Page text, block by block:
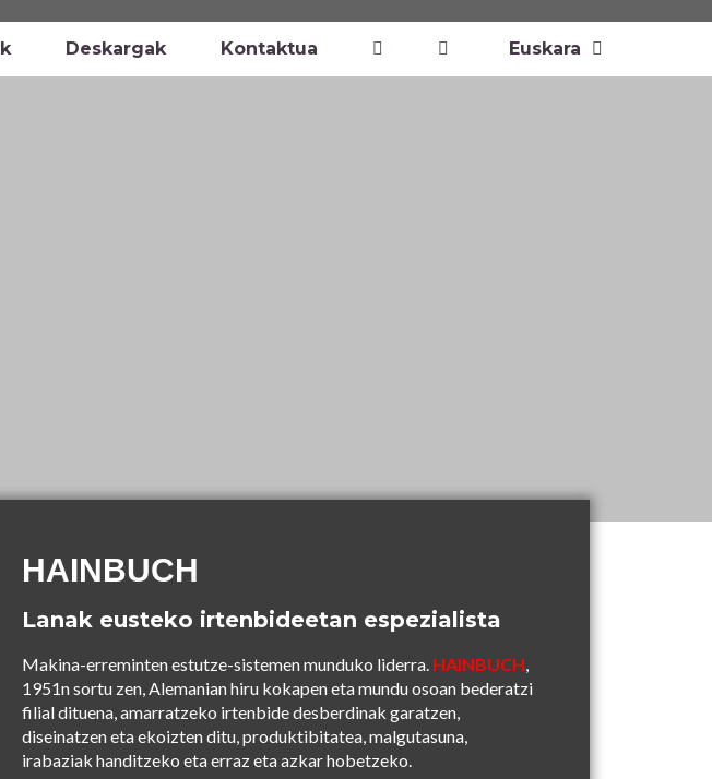
Deskargak Kontaktua Euskara
HAINBUCH
Lanak eusteko irtenbideetan espezialista
Makina-erreminten estutze-sistemen munduko liderra. HAINBUCH,
1951n sortu zen, Alemanian hiru kokapen eta mundu osoan bederatzi
filial dituena, amarratzeko irtenbide desberdinak garatzen,
diseinatzen eta ekoizten ditu, produktibitatea, malgutasuna,
irabaziak handitzeko eta erraz eta azkar hobetzeko.